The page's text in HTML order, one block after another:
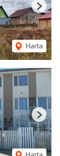
Harta
Next
Next